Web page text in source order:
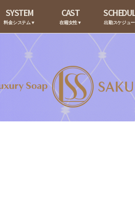
SYSTEM
料金システム▼
CAST
在籍女性▼ 出勤スケジュ